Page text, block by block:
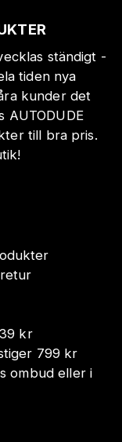
ständigt -
tiden nya
kunder det
AUTODUDE
till bra pris.
kr
799 kr
ombud eller i